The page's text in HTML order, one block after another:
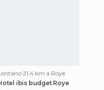
21,4 km a Roye
ibis budget Roye